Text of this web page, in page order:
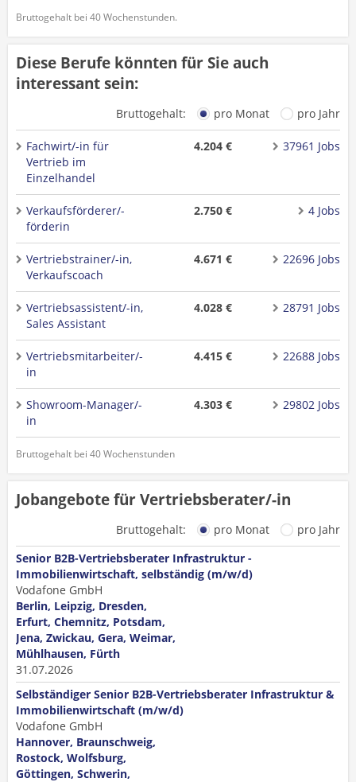
Bruttogehalt bei 40 Wochenstunden.
Diese Berufe könnten für Sie auch
interessant sein:
Bruttogehalt: pro Monat pro Jahr
Fachwirt/-in für
Vertrieb im
Einzelhandel
4.204 € 37961 Jobs
Verkaufsförderer/-
förderin
2.750 € 4 Jobs
Vertriebstrainer/-in,
Verkaufscoach
4.671 € 22696 Jobs
Vertriebsassistent/-in,
Sales Assistant
4.028 € 28791 Jobs
Vertriebsmitarbeiter/-
in
4.415 € 22688 Jobs
Showroom-Manager/-
in
4.303 € 29802 Jobs
Bruttogehalt bei 40 Wochenstunden
Jobangebote für Vertriebsberater/-in
Bruttogehalt: pro Monat
pro Jahr
Senior B2B-Vertriebsberater Infrastruktur -
Immobilienwirtschaft, selbständig (m/w/d)
Vodafone GmbH
Berlin, Leipzig, Dresden,
Erfurt, Chemnitz, Potsdam,
Jena, Zwickau, Gera, Weimar,
Mühlhausen, Fürth
31.07.2026
Selbständiger Senior B2B-Vertriebsberater Infrastruktur &
Immobilienwirtschaft (m/w/d)
Vodafone GmbH
Hannover, Braunschweig,
Rostock, Wolfsburg,
Göttingen, Schwerin,